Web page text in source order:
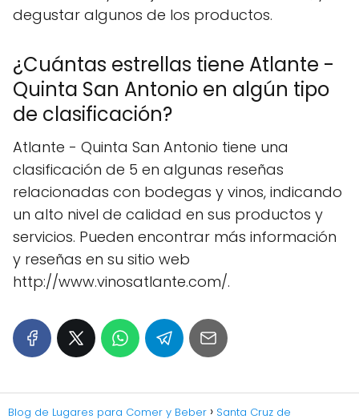
degustar algunos de los productos.
¿Cuántas estrellas tiene Atlante -
Quinta San Antonio en algún tipo
de clasificación?
Atlante - Quinta San Antonio tiene una
clasificación de 5 en algunas reseñas
relacionadas con bodegas y vinos, indicando
un alto nivel de calidad en sus productos y
servicios. Pueden encontrar más información
y reseñas en su sitio web
http://www.vinosatlante.com/.
Blog de Lugares para Comer y Beber Santa Cruz de